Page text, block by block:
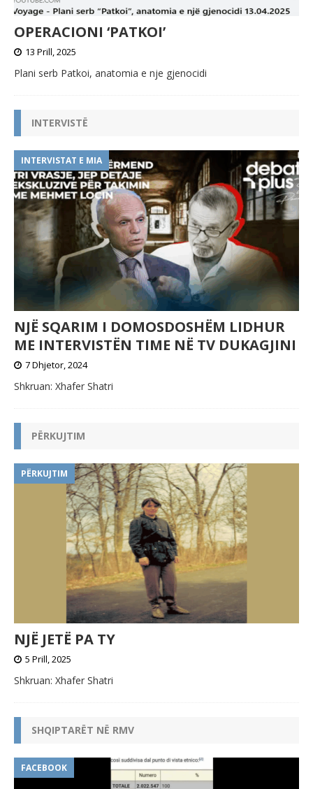
OPERACIONI ‘PATKOI’
13 Prill, 2025
Plani serb Patkoi, anatomia e nje gjenocidi
INTERVISTË
INTERVISTAT E MIA
NJË SQARIM I DOMOSDOSHËM LIDHUR
ME INTERVISTËN TIME NË TV DUKAGJINI
7 Dhjetor, 2024
Shkruan: Xhafer Shatri
PËRKUJTIM
PËRKUJTIM
NJË JETË PA TY
5 Prill, 2025
Shkruan: Xhafer Shatri
SHQIPTARËT NË RMV
FACEBOOK